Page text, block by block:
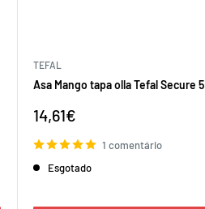
TEFAL
Asa Mango tapa olla Tefal Secure 5
Preço
venda
14,61€
1 comentário
Esgotado